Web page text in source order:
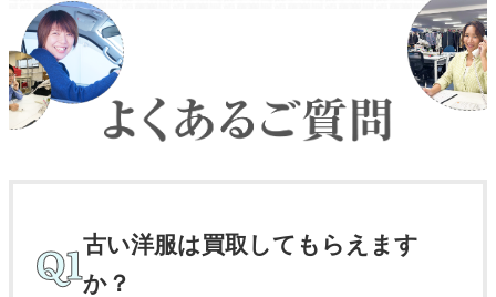
古い洋服は買取してもらえます
か？